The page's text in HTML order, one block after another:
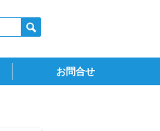
お問合せ